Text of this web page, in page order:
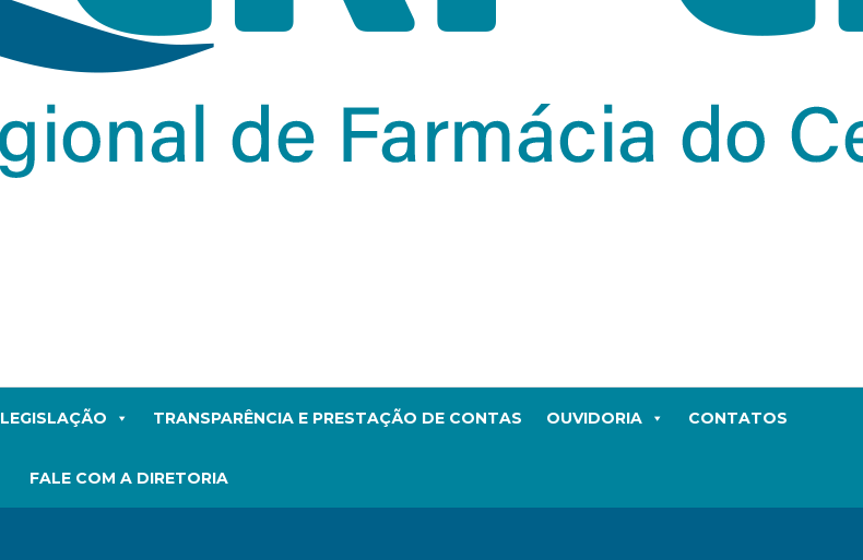
LEGISLAÇÃO TRANSPARÊNCIA E PRESTAÇÃO DE CONTAS OUVIDORIA CONTATOS
FALE COM A DIRETORIA